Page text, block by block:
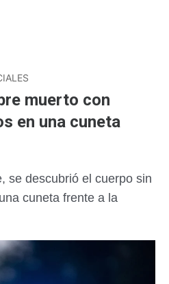
muerto con
en una cuneta
se descubrió el cuerpo sin
cuneta frente a la